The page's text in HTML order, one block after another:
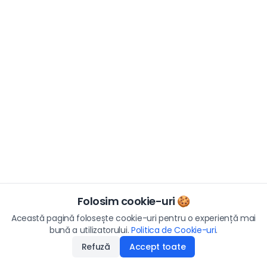
Folosim cookie-uri 🍪
Această pagină folosește cookie-uri pentru o experiență mai
bună a utilizatorului. Politica de Cookie-uri.
Refuză
Accept toate